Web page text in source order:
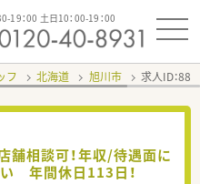
19：00 土日10：00-19：00
フ 北海道 旭川市 求人ID：
舗相談可！年収/待遇面に
年間休日113日！